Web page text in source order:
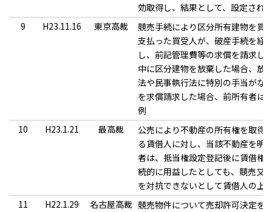
効取得し、結果として、設定され
9
H23.11.16 東京高裁
競売手続により区分所有建物を買
支払った買受人が、破産手続を経
し、前記管理費等の求償を請求し
中に区分建物を放棄した場合、放
法や民事執行法に特別の手当がな
を求償請求した場合、前所有者は
例
10
H23.1.21 最高裁
公売により不動産の所有権を取得
る賃借人に対し、当該不動産を明
者は、抵当権設定登記後に賃借権
続的に用益したとしても、競売又
を対抗できないとして賃借人の上
11
H22.1.29 名古屋高裁 競売物件について売却許可決定を